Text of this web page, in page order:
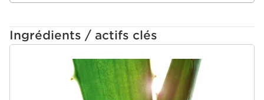
Ingrédients / actifs clés
ALLER AU CONTENU